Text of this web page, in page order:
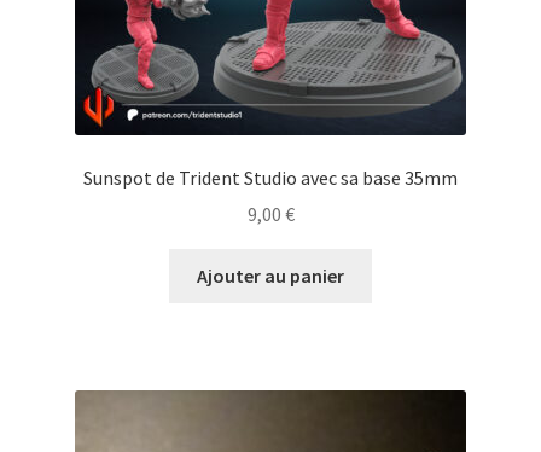
Sunspot de Trident Studio avec sa base 35mm
9,00 €
Ajouter au panier